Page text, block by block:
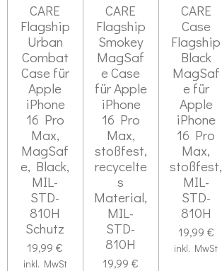
CARE
Flagship
Urban
Combat
Case für
Apple
iPhone
16 Pro
Max,
MagSaf
e, Black,
MIL-
STD-
810H
Schutz
19,99 €
inkl. MwSt
CARE
Flagship
Smokey
MagSaf
e Case
für Apple
iPhone
16 Pro
Max,
stoßfest,
recycelte
s
Material,
MIL-
STD-
810H
19,99 €
CARE
Case
Flagship
Black
MagSaf
e für
Apple
iPhone
16 Pro
Max,
stoßfest,
MIL-
STD-
810H
19,99 €
inkl. MwSt